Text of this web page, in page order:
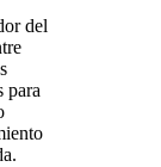
del
para